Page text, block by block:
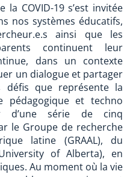
COVID-19 s’est invitée
nos systèmes éducatifs,
ainsi que les
continuent leur
dans un contexte
un dialogue et partager
défis que représente la
et techno
d’une série de cinq
le Groupe de recherche
latine (GRAAL), du
of Alberta), en
Au moment où la vie